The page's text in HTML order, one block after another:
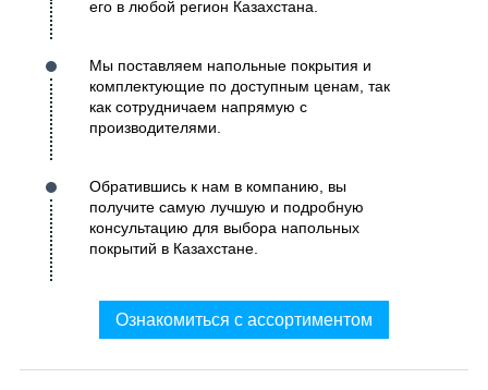
его в любой регион Казахстана.
Мы поставляем напольные покрытия и
комплектующие по доступным ценам, так
как сотрудничаем напрямую с
производителями.
Обратившись к нам в компанию, вы
получите самую лучшую и подробную
консультацию для выбора напольных
покрытий в Казахстане.
Ознакомиться с ассортиментом